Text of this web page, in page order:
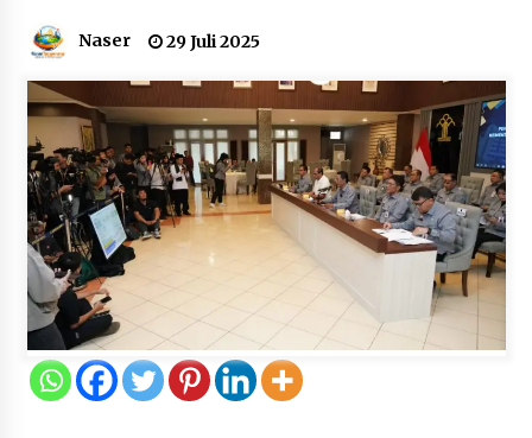
Dukung Ekosistem Kendaraan
Listrik, Wapres Dorong Link and
Match Pendidikan–Industri
5 Agustus 2026
Marak Kecelakaan Kapal, Puan
Soroti Minimnya Faktor Keamanan
Transportasi Laut
Di Forum Internasional Majelis
Persaudaraan Manusia, Megawati
Naser 29 Juli 2025